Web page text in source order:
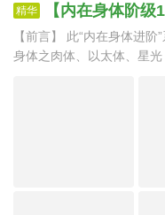
精华 【内在身体阶级
【前言】 此“内在身体进
身体之肉体、以太体、星光